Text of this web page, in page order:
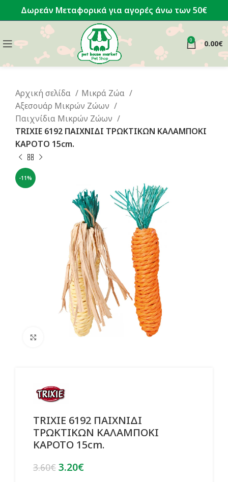
Δωρεάν Μεταφορικά για αγορές άνω των 50€
0 0.00€
Αρχική σελίδα
Μικρά Ζώα
Αξεσουάρ Μικρών Ζώων
Παιχνίδια Μικρών Ζώων
TRIXIE 6192 ΠΑΙΧΝΙΔΙ ΤΡΩΚΤΙΚΩΝ ΚΑΛΑΜΠΟΚΙ
ΚΑΡΟΤΟ 15cm.
-11%
Click to enlarge
TRIXIE 6192 ΠΑΙΧΝΙΔΙ
ΤΡΩΚΤΙΚΩΝ ΚΑΛΑΜΠΟΚΙ
ΚΑΡΟΤΟ 15cm.
3.60€ Original
3.20€Η